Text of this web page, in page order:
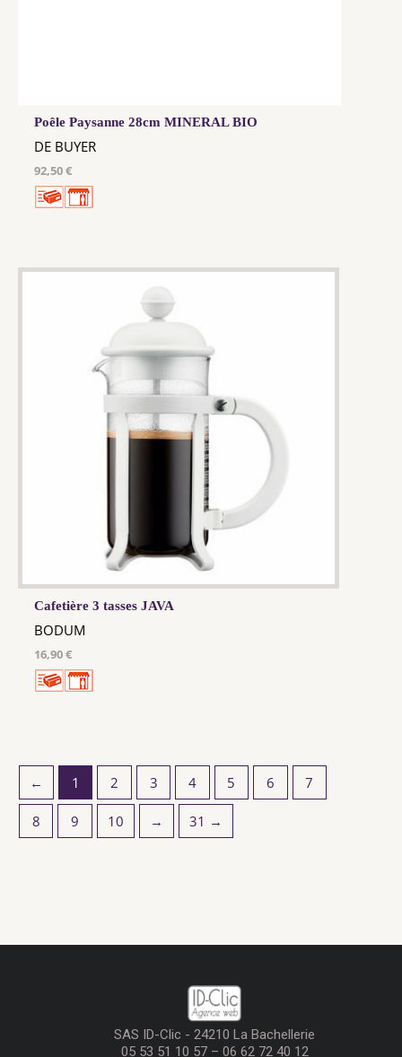
Poêle Paysanne 28cm MINERAL BIO
DE BUYER
92,50 €
Cafetière 3 tasses JAVA
BODUM
16,90 €
← 1 2 3 4 5 6 7
8 9 10 → 31 →
SAS ID-Clic - 24210 La Bachellerie
05 53 51 10 57 – 06 62 72 40 12